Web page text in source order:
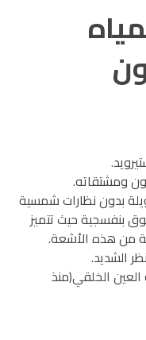
ومشتقاته.
بدون نظارات شمسية
بنفسجية حيث تتميز
من هذه الأشعة.
الشديد.
الخلقي(منذ